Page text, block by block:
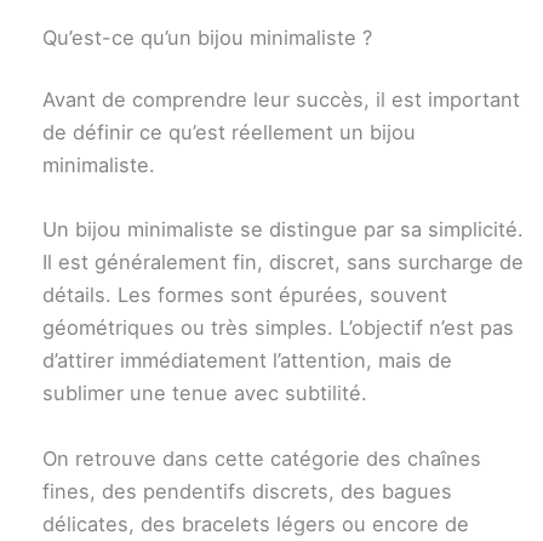
Qu’est-ce qu’un bijou minimaliste ?
Avant de comprendre leur succès, il est important
de définir ce qu’est réellement un bijou
minimaliste.
Un bijou minimaliste se distingue par sa simplicité.
Il est généralement fin, discret, sans surcharge de
détails. Les formes sont épurées, souvent
géométriques ou très simples. L’objectif n’est pas
d’attirer immédiatement l’attention, mais de
sublimer une tenue avec subtilité.
On retrouve dans cette catégorie des chaînes
fines, des pendentifs discrets, des bagues
délicates, des bracelets légers ou encore de